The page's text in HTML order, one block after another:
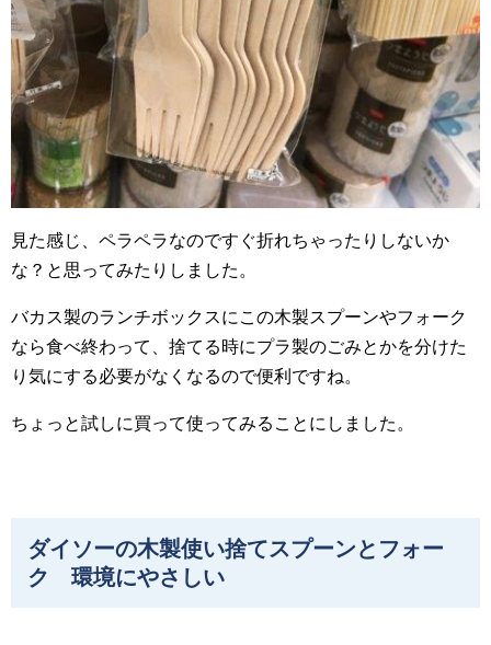
見た感じ、ペラペラなのですぐ折れちゃったりしないか
な？と思ってみたりしました。
バカス製のランチボックスにこの木製スプーンやフォーク
なら食べ終わって、捨てる時にプラ製のごみとかを分けた
り気にする必要がなくなるので便利ですね。
ちょっと試しに買って使ってみることにしました。
ダイソーの木製使い捨てスプーンとフォー
ク 環境にやさしい